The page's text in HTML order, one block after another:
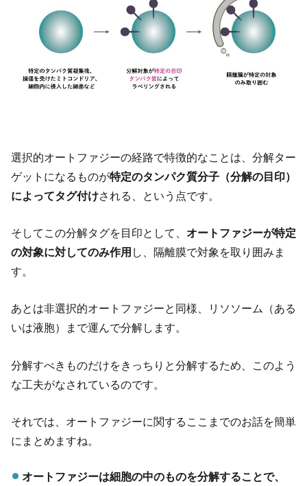
選択的オートファジーの経路で特徴的なことは、分解ター
ゲットになるものが特定のタンパク質分子（分解の目印）
によってタグ付けされる、という点です。
そしてこの分解タグを目印として、 オートファジーが特定
の対象に対してのみ作用 し、隔離膜で対象を取り囲みま
す。
あとは非選択的オートファジーと同様、リソソーム（ある
いは液胞）まで運んで分解します。
分解すべきものだけをきっちりと分解するため、このよう
な工夫がなされているのです。
それでは、オートファジーに関するここまでのお話を簡単
にまとめますね。
オートファジーは細胞の中のものを分解することで、